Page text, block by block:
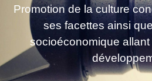
Promotion de la culture
ses facettes ainsi
socioéconomique